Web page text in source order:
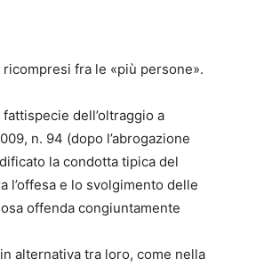
fra le «più persone».
dell’oltraggio a
n. 94 (dopo l’abrogazione
la condotta tipica del
l’offesa e lo svolgimento delle
offenda congiuntamente
alternativa tra loro, come nella